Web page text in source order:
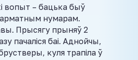
вопыт – бацька быў
нумарам.
Прысягу прыняў 2
пачаліся баі. Аднойчы,
куля трапіла ў